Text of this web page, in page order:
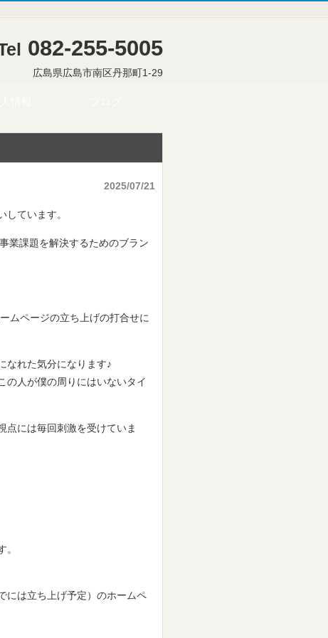
082-255-5005
広島県広島市南区丹那町1-29
2025/07/21
ています。
業課題を解決するためのブラン
ムページの立ち上げの打合せに
なれた気分になります♪
の人が僕の周りにはいないタイ
点には毎回刺激を受けていま
には立ち上げ予定）のホームペ